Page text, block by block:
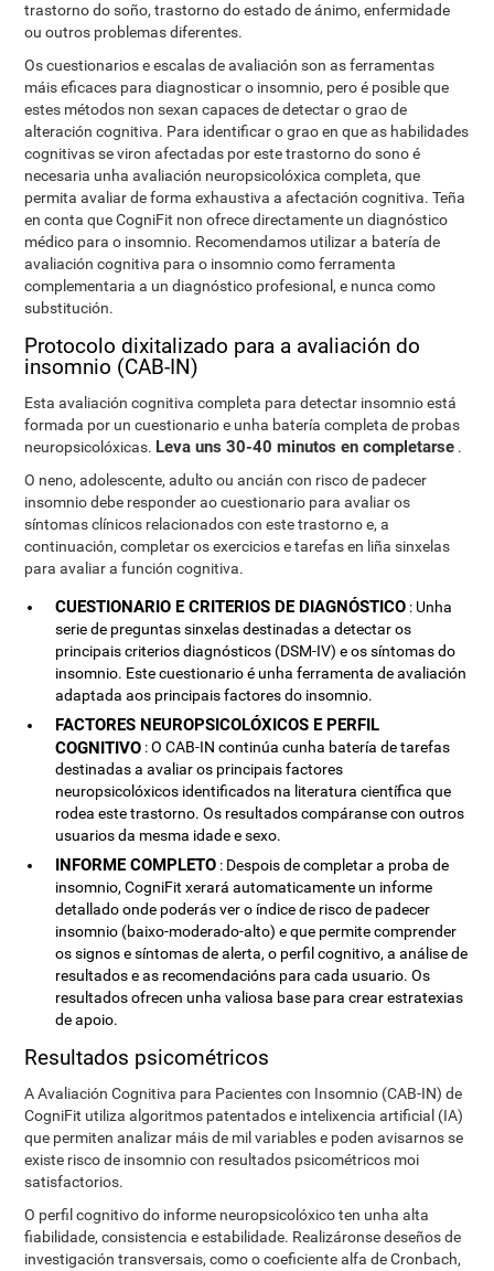
trastorno do soño, trastorno do estado de ánimo, enfermidade
ou outros problemas diferentes.
Os cuestionarios e escalas de avaliación son as ferramentas
máis eficaces para diagnosticar o insomnio, pero é posible que
estes métodos non sexan capaces de detectar o grao de
alteración cognitiva. Para identificar o grao en que as habilidades
cognitivas se viron afectadas por este trastorno do sono é
necesaria unha avaliación neuropsicolóxica completa, que
permita avaliar de forma exhaustiva a afectación cognitiva. Teña
en conta que CogniFit non ofrece directamente un diagnóstico
médico para o insomnio. Recomendamos utilizar a batería de
avaliación cognitiva para o insomnio como ferramenta
complementaria a un diagnóstico profesional, e nunca como
substitución.
Protocolo dixitalizado para a avaliación do
insomnio (CAB-IN)
Esta avaliación cognitiva completa para detectar insomnio está
formada por un cuestionario e unha batería completa de probas
neuropsicolóxicas. Leva uns 30-40 minutos en completarse .
O neno, adolescente, adulto ou ancián con risco de padecer
insomnio debe responder ao cuestionario para avaliar os
síntomas clínicos relacionados con este trastorno e, a
continuación, completar os exercicios e tarefas en liña sinxelas
para avaliar a función cognitiva.
CUESTIONARIO E CRITERIOS DE DIAGNÓSTICO : Unha
serie de preguntas sinxelas destinadas a detectar os
principais criterios diagnósticos (DSM-IV) e os síntomas do
insomnio. Este cuestionario é unha ferramenta de avaliación
adaptada aos principais factores do insomnio.
FACTORES NEUROPSICOLÓXICOS E PERFIL
COGNITIVO : O CAB-IN continúa cunha batería de tarefas
destinadas a avaliar os principais factores
neuropsicolóxicos identificados na literatura científica que
rodea este trastorno. Os resultados compáranse con outros
usuarios da mesma idade e sexo.
INFORME COMPLETO : Despois de completar a proba de
insomnio, CogniFit xerará automaticamente un informe
detallado onde poderás ver o índice de risco de padecer
insomnio (baixo-moderado-alto) e que permite comprender
os signos e síntomas de alerta, o perfil cognitivo, a análise de
resultados e as recomendacións para cada usuario. Os
resultados ofrecen unha valiosa base para crear estratexias
de apoio.
Resultados psicométricos
A Avaliación Cognitiva para Pacientes con Insomnio (CAB-IN) de
CogniFit utiliza algoritmos patentados e intelixencia artificial (IA)
que permiten analizar máis de mil variables e poden avisarnos se
existe risco de insomnio con resultados psicométricos moi
satisfactorios.
O perfil cognitivo do informe neuropsicolóxico ten unha alta
fiabilidade, consistencia e estabilidade. Realizáronse deseños de
investigación transversais, como o coeficiente alfa de Cronbach,